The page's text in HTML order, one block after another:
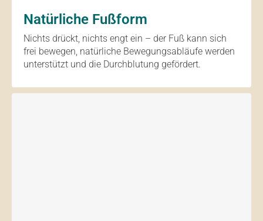
Natürliche Fußform
Nichts drückt, nichts engt ein – der Fuß kann sich
frei bewegen, natürliche Bewegungsabläufe werden
unterstützt und die Durchblutung gefördert.